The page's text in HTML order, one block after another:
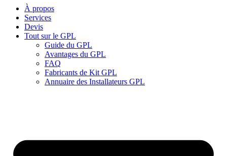
À propos
Services
Devis
Tout sur le GPL
Guide du GPL
Avantages du GPL
FAQ
Fabricants de Kit GPL
Annuaire des Installateurs GPL